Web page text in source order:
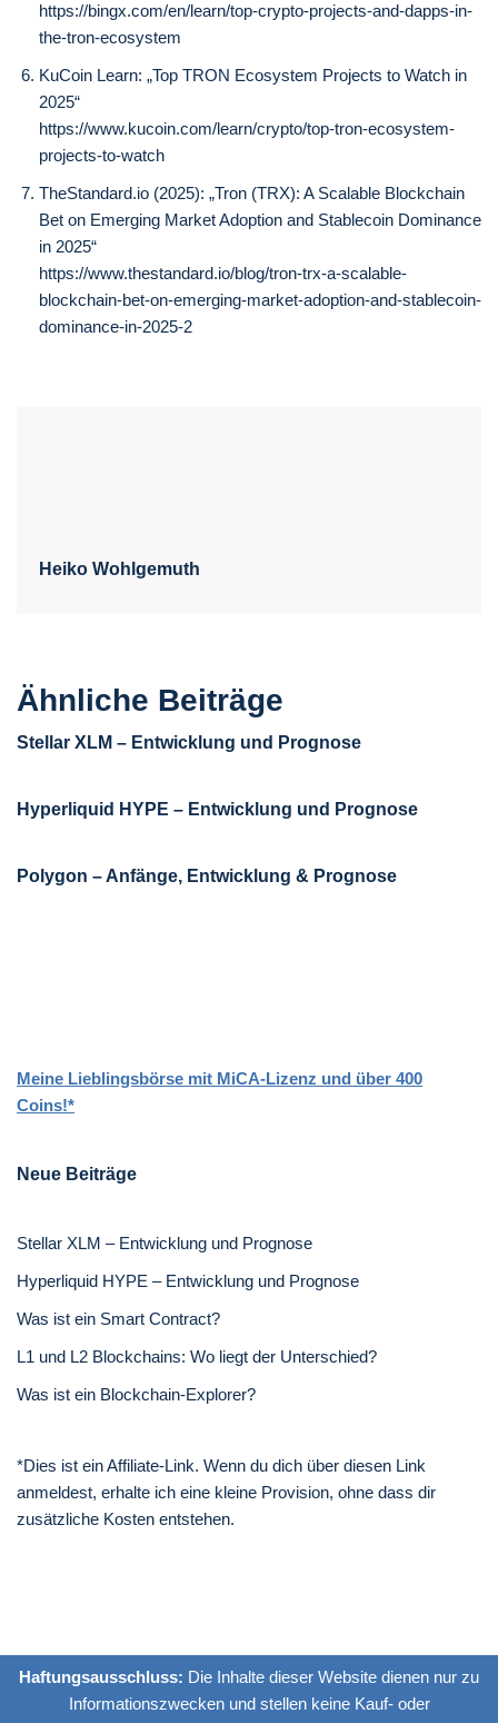
https://bingx.com/en/learn/top-crypto-projects-and-dapps-in-
the-tron-ecosystem
KuCoin Learn: „Top TRON Ecosystem Projects to Watch in
2025“
https://www.kucoin.com/learn/crypto/top-tron-ecosystem-
projects-to-watch
TheStandard.io (2025): „Tron (TRX): A Scalable Blockchain
Bet on Emerging Market Adoption and Stablecoin Dominance
in 2025“
https://www.thestandard.io/blog/tron-trx-a-scalable-
blockchain-bet-on-emerging-market-adoption-and-stablecoin-
dominance-in-2025-2
Heiko Wohlgemuth
Ähnliche Beiträge
Stellar XLM – Entwicklung und Prognose
Hyperliquid HYPE – Entwicklung und Prognose
Polygon – Anfänge, Entwicklung & Prognose
Meine Lieblingsbörse mit MiCA-Lizenz und über 400
Coins!*
Neue Beiträge
Stellar XLM – Entwicklung und Prognose
Hyperliquid HYPE – Entwicklung und Prognose
Was ist ein Smart Contract?
L1 und L2 Blockchains: Wo liegt der Unterschied?
Was ist ein Blockchain-Explorer?
*Dies ist ein Affiliate-Link. Wenn du dich über diesen Link
anmeldest, erhalte ich eine kleine Provision, ohne dass dir
zusätzliche Kosten entstehen.
Haftungsausschluss: Die Inhalte dieser Website dienen nur zu
Informationszwecken und stellen keine Kauf- oder